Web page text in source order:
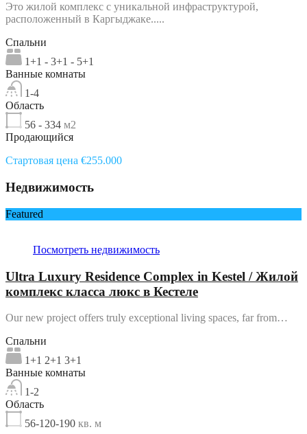
Это жилой комплекс с уникальной инфраструктурой,
расположенный в Каргыджаке.....
Спальни
1+1 - 3+1 - 5+1
Ванные комнаты
1-4
Область
56 - 334 м2
Продающийся
Стартовая цена €255.000
Недвижимость
Featured
Посмотреть недвижимость
Ultra Luxury Residence Complex in Kestel / Жилой
комплекс класса люкс в Кестеле
Our new project offers truly exceptional living spaces, far from…
Спальни
1+1 2+1 3+1
Ванные комнаты
1-2
Область
56-120-190 кв. м